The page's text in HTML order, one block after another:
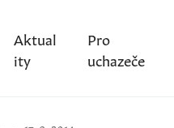
Aktual
ity
Pro
uchazeče